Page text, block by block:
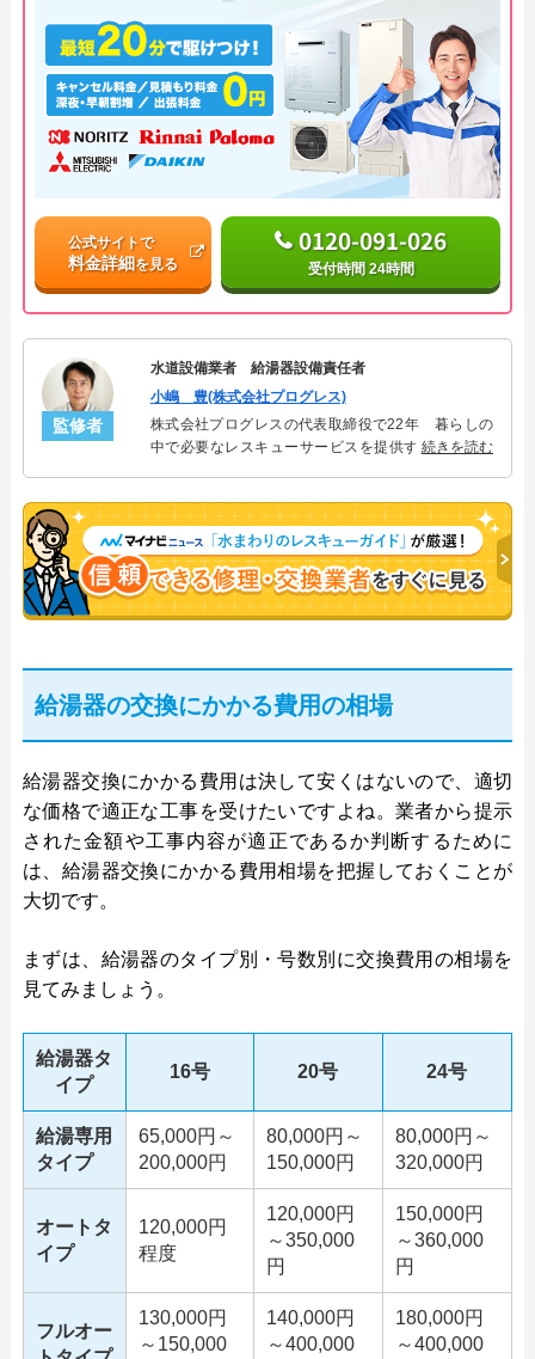
公式サイトで
料金詳細を見る
0120-091-026
受付時間 24時間
監修者
水道設備業者 給湯器設備責任者
小嶋 豊(株式会社プログレス)
株式会社プログレスの代表取締役で22年 暮らしの
中で必要なレスキューサービスを提供する株式会社
決。多くのお客様に信頼される「給湯器」のスペシ
ャリスト。
続きを読む
給湯器の交換にかかる費用の相場
給湯器交換にかかる費用は決して安くはないので、適切
な価格で適正な工事を受けたいですよね。業者から提示
された金額や工事内容が適正であるか判断するために
は、給湯器交換にかかる費用相場を把握しておくことが
大切です。
まずは、給湯器のタイプ別・号数別に交換費用の相場を
見てみましょう。
給湯器タ
イプ
16号 20号 24号
給湯専用
タイプ
65,000円～
200,000円
80,000円～
150,000円
80,000円～
320,000円
オートタ
イプ
120,000円
程度
120,000円
～350,000
円
150,000円
～360,000
円
フルオー
130,000円
～150,000
140,000円
～400,000
180,000円
～400,000